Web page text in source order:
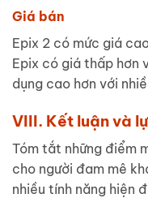
Giá bán
Epix 2 có mức giá
Epix có giá thấp hơn
dụng cao hơn với
VIII. Kết luận và
Tóm tắt những điểm
cho người đam mê
nhiều tính năng hiện